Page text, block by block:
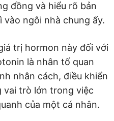
đồng và hiểu rõ bản
ngôi nhà chung ấy.
trị hormon này đối với
là nhân tố quan
nhân cách, điều khiển
vai trò lớn trong việc
của một cá nhân.